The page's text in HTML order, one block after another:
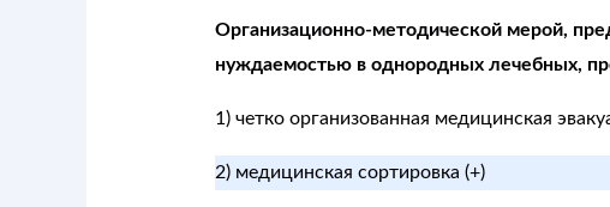
Организационно-методической мерой,
нуждаемостью в однородных лечебных,
1) четко организованная медицинская
2) медицинская сортировка (+)